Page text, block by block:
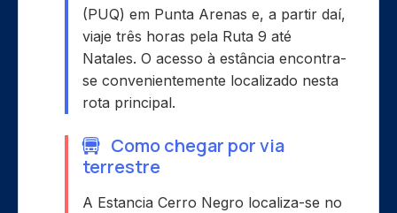
(PUQ) em Punta Arenas e, a partir daí,
viaje três horas pela Ruta 9 até
Natales. O acesso à estância encontra-
se convenientemente localizado nesta
rota principal.
Como chegar por via
terrestre
A Estancia Cerro Negro localiza-se no